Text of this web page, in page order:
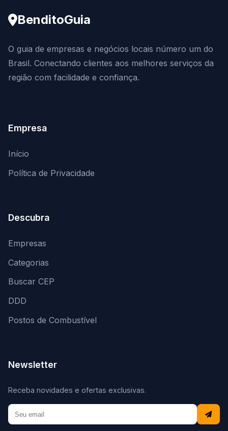
BenditoGuia
O guia de empresas e negócios locais número um do
Brasil. Conectando clientes aos melhores serviços da
região com facilidade e confiança.
Empresa
Início
Política de Privacidade
Descubra
Empresas
Categorias
Buscar CEP
DDD
Postos de Combustível
Newsletter
Receba novidades e ofertas exclusivas.